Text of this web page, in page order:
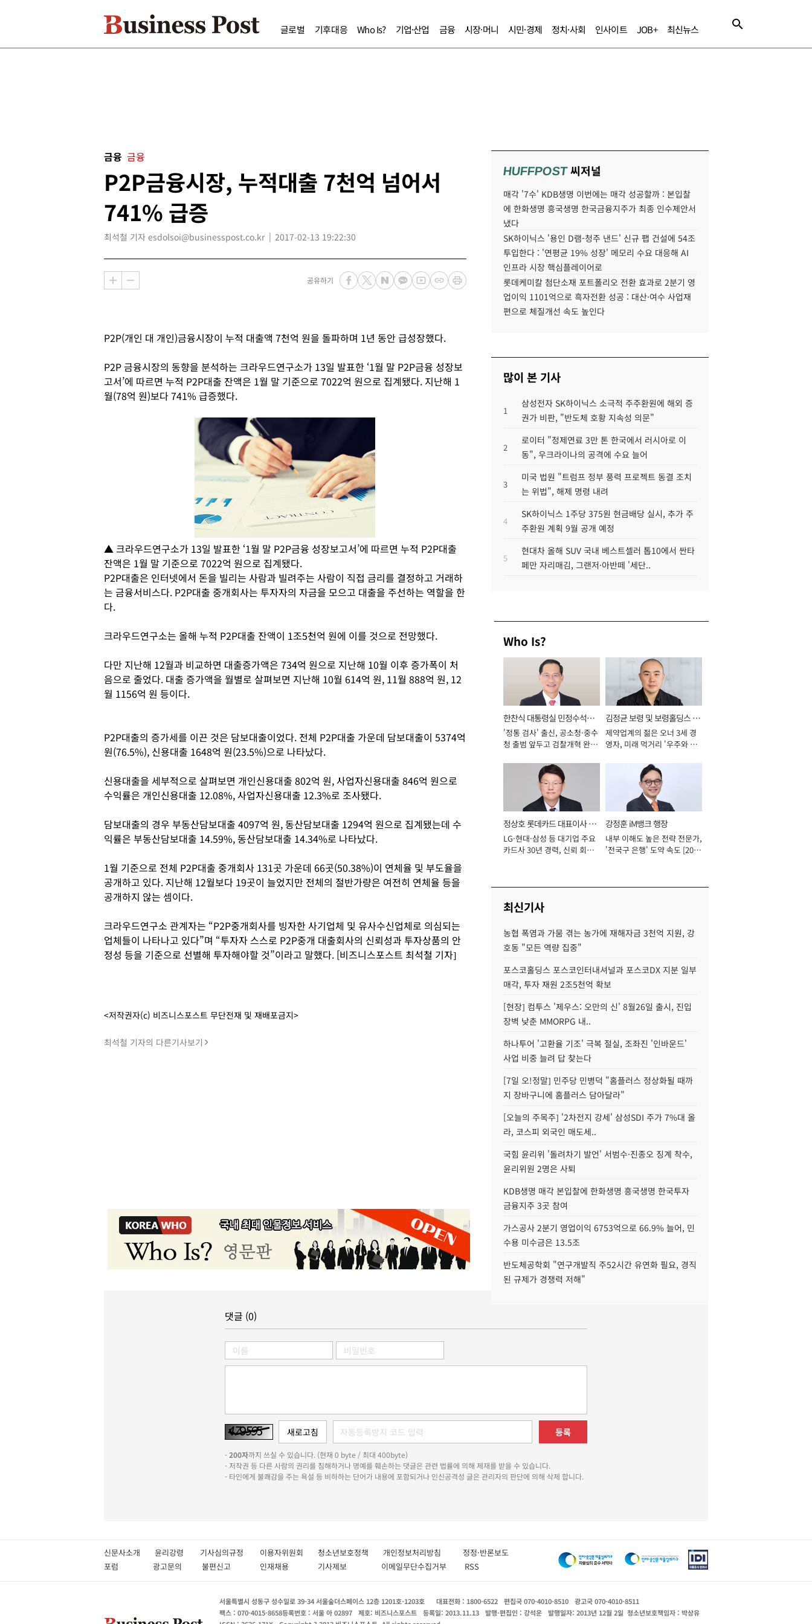
글로벌 기후대응 Who Is? 기업·산업 금융 시장·머니 시민·경제 정치·사회 인사이트 JOB+ 최신뉴스
금융 금융
P2P금융시장, 누적대출 7천억 넘어서
741% 급증
최석철 기자 esdolsoi@businesspost.co.kr 2017-02-13 19:22:30
공유하기
P2P(개인 대 개인)금융시장이 누적 대출액 7천억 원을 돌파하며 1년 동안 급성장했다.
P2P 금융시장의 동향을 분석하는 크라우드연구소가 13일 발표한 ‘1월 말 P2P금융 성장보
고서’에 따르면 누적 P2P대출 잔액은 1월 말 기준으로 7022억 원으로 집계됐다. 지난해 1
월(78억 원)보다 741% 급증했다.
▲ 크라우드연구소가 13일 발표한 ‘1월 말 P2P금융 성장보고서’에 따르면 누적 P2P대출
잔액은 1월 말 기준으로 7022억 원으로 집계됐다.
P2P대출은 인터넷에서 돈을 빌리는 사람과 빌려주는 사람이 직접 금리를 결정하고 거래하
는 금융서비스다. P2P대출 중개회사는 투자자의 자금을 모으고 대출을 주선하는 역할을 한
다.
크라우드연구소는 올해 누적 P2P대출 잔액이 1조5천억 원에 이를 것으로 전망했다.
다만 지난해 12월과 비교하면 대출증가액은 734억 원으로 지난해 10월 이후 증가폭이 처
음으로 줄었다. 대출 증가액을 월별로 살펴보면 지난해 10월 614억 원, 11월 888억 원, 12
월 1156억 원 등이다.
P2P대출의 증가세를 이끈 것은 담보대출이었다. 전체 P2P대출 가운데 담보대출이 5374억
원(76.5%), 신용대출 1648억 원(23.5%)으로 나타났다.
신용대출을 세부적으로 살펴보면 개인신용대출 802억 원, 사업자신용대출 846억 원으로
수익률은 개인신용대출 12.08%, 사업자신용대출 12.3%로 조사됐다.
담보대출의 경우 부동산담보대출 4097억 원, 동산담보대출 1294억 원으로 집계됐는데 수
익률은 부동산담보대출 14.59%, 동산담보대출 14.34%로 나타났다.
1월 기준으로 전체 P2P대출 중개회사 131곳 가운데 66곳(50.38%)이 연체율 및 부도율을
공개하고 있다. 지난해 12월보다 19곳이 늘었지만 전체의 절반가량은 여전히 연체율 등을
공개하지 않는 셈이다.
크라우드연구소 관계자는 “P2P중개회사를 빙자한 사기업체 및 유사수신업체로 의심되는
업체들이 나타나고 있다”며 “투자자 스스로 P2P중개 대출회사의 신뢰성과 투자상품의 안
정성 등을 기준으로 선별해 투자해야할 것”이라고 말했다. [비즈니스포스트 최석철 기자]
<저작권자(c) 비즈니스포스트 무단전재 및 재배포금지>
최석철 기자의 다른기사보기
HUFFPOST씨저널
매각 '7수' KDB생명 이번에는 매각 성공할까 : 본입찰
에 한화생명 흥국생명 한국금융지주가 최종 인수제안서
냈다
SK하이닉스 '용인 D램-청주 낸드' 신규 팹 건설에 54조
투입한다 : '연평균 19% 성장' 메모리 수요 대응해 AI
인프라 시장 핵심플레이어로
롯데케미칼 첨단소재 포트폴리오 전환 효과로 2분기 영
업이익 1101억으로 흑자전환 성공 : 대산·여수 사업재
편으로 체질개선 속도 높인다
많이 본 기사
1
삼성전자 SK하이닉스 소극적 주주환원에 해외 증
권가 비판, "반도체 호황 지속성 의문"
2
로이터 "정제연료 3만 톤 한국에서 러시아로 이
동", 우크라이나의 공격에 수요 늘어
3
미국 법원 "트럼프 정부 풍력 프로젝트 동결 조치
는 위법", 해제 명령 내려
4
SK하이닉스 1주당 375원 현금배당 실시, 추가 주
주환원 계획 9월 공개 예정
5
현대차 올해 SUV 국내 베스트셀러 톱10에서 싼타
페만 자리매김, 그랜저·아반떼 '세단..
Who Is?
한찬식 대통령실 민정수석비
서관
'정통 검사' 출신, 공소청·중수
청 출범 앞두고 검찰개혁 완수
김정균 보령 및 보령홀딩스 대
표이사 사장
제약업계의 젊은 오너 3세 경
영자, 미래 먹거리 '우주와 헬
정상호 롯데카드 대표이사 사
장
LG·현대·삼성 등 대기업 주요
카드사 30년 경력, 신뢰 회복
강정훈 iM뱅크 행장
내부 이해도 높은 전략 전문가,
'전국구 은행' 도약 속도 [2026
최신기사
농협 폭염과 가뭄 겪는 농가에 재해자금 3천억 지원, 강
호동 "모든 역량 집중"
포스코홀딩스 포스코인터내셔널과 포스코DX 지분 일부
매각, 투자 재원 2조5천억 확보
[현장] 컴투스 '제우스: 오만의 신' 8월26일 출시, 진입
장벽 낮춘 MMORPG 내..
하나투어 '고환율 기조' 극복 절실, 조좌진 '인바운드'
사업 비중 늘려 답 찾는다
[7일 오!정말] 민주당 민병덕 "홈플러스 정상화될 때까
지 장바구니에 홈플러스 담아달라"
[오늘의 주목주] '2차전지 강세' 삼성SDI 주가 7%대 올
라, 코스피 외국인 매도세..
국힘 윤리위 '돌려차기 발언' 서범수·진종오 징계 착수,
윤리위원 2명은 사퇴
KDB생명 매각 본입찰에 한화생명 흥국생명 한국투자
금융지주 3곳 참여
가스공사 2분기 영업이익 6753억으로 66.9% 늘어, 민
수용 미수금은 13.5조
반도체공학회 "연구개발직 주52시간 유연화 필요, 경직
된 규제가 경쟁력 저해"
댓글 (0)
등록
-200자까지 쓰실 수 있습니다. (현재 0 byte / 최대 400byte)
- 저작권 등 다른 사람의 권리를 침해하거나 명예를 훼손하는 댓글은 관련 법률에 의해 제재를 받을 수 있습니다.
- 타인에게 불쾌감을 주는 욕설 등 비하하는 단어가 내용에 포함되거나 인신공격성 글은 관리자의 판단에 의해 삭제 합니다.
신문사소개 윤리강령 기사심의규정 이용자위원회 청소년보호정책 개인정보처리방침 정정·반론보도
포럼
광고문의 불편신고 인재채용 기사제보 이메일무단수집거부 RSS
서울특별시 성동구 성수일로 39-34 서울숲더스페이스 12층 1201호-1203호 대표전화 : 1800-6522 편집국 070-4010-8510
광고국 070-4010-8511
팩스 : 070-4015-8658등록번호 : 서울 아 02897 제호: 비즈니스포스트 등록일: 2013.11.13 발행·편집인 : 강석운 발행일자: 2013년 12월 2일 청소년보호책임자 : 박상유